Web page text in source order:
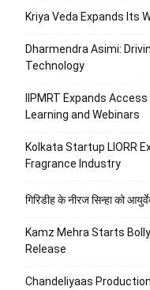
Kriya Veda Expands Its
Dharmendra Asimi:
Technology
IIPMRT Expands
Learning and Webinars
Kolkata Startup LIORR
Fragrance Industry
गिरिडीह के नीरज सिन्हा को
Kamz Mehra Starts
Release
Chandeliyaas Production